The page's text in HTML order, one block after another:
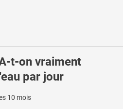
t-on vraiment
par jour
10 mois